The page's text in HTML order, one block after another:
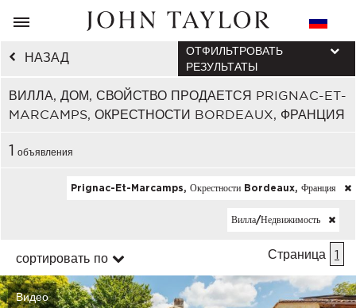
НАЗАД
ВИЛЛА, ДОМ, СВОЙСТВО ПРОДАЕТСЯ PRIGNAC-ET-
MARCAMPS, ОКРЕСТНОСТИ BORDEAUX, ФРАНЦИЯ
ОТФИЛЬТРОВАТЬ
РЕЗУЛЬТАТЫ
1 объявления
Prignac-Et-Marcamps, Окрестности Bordeaux, Франция
Вилла/недвижимость
сортировать по Страница 1
Видео